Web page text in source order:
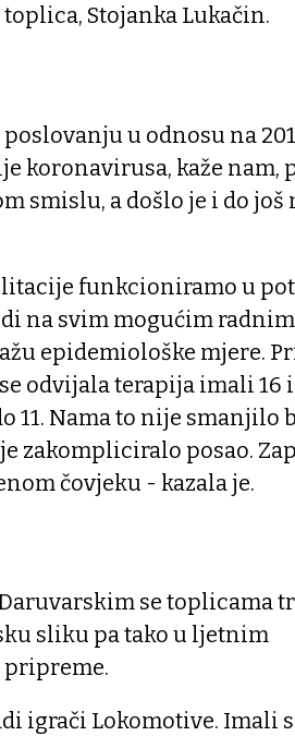
Stojanka Lukačin.
u odnosu na
koronavirusa, kaže nam,
smislu, a došlo je i do još
funkcioniramo u
na svim mogućim radnim
epidemiološke mjere.
odvijala terapija imali 16
11. Nama to nije smanjilo
zakompliciralo posao.
čovjeku - kazala je.
se toplicama
sliku pa tako u ljetnim
pripreme.
igrači Lokomotive. Imali